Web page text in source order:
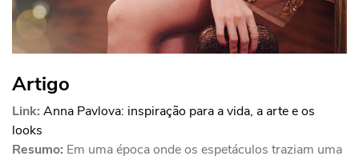
Artigo
Link: Anna Pavlova: inspiração para a vida, a arte e os
looks
Resumo: Em uma época onde os espetáculos traziam uma